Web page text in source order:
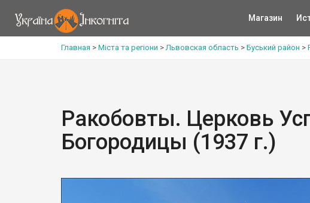
Магазин
Главная > Міста та регіони >Львовская область > Буський район >
Ракобовты. Церковь
Богородицы (1937 г.)